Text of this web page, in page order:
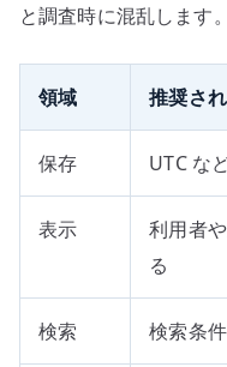
と調査時に混乱します。
領域 推奨さ
保存 UTC な
表示
利用者
る
検索 検索条